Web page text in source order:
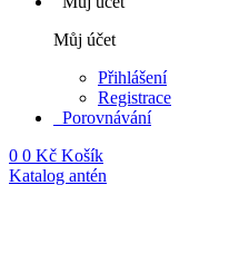
Můj účet
Přihlášení
Registrace
Porovnávání
0 0 Kč Košík
Katalog antén